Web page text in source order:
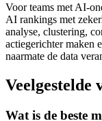
Voor teams met AI-
AI rankings met
analyse, clustering,
actiegerichter maken
naarmate de data
Veelgestelde
Wat is de beste